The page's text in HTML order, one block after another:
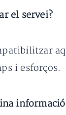
el servei?
i esforços.